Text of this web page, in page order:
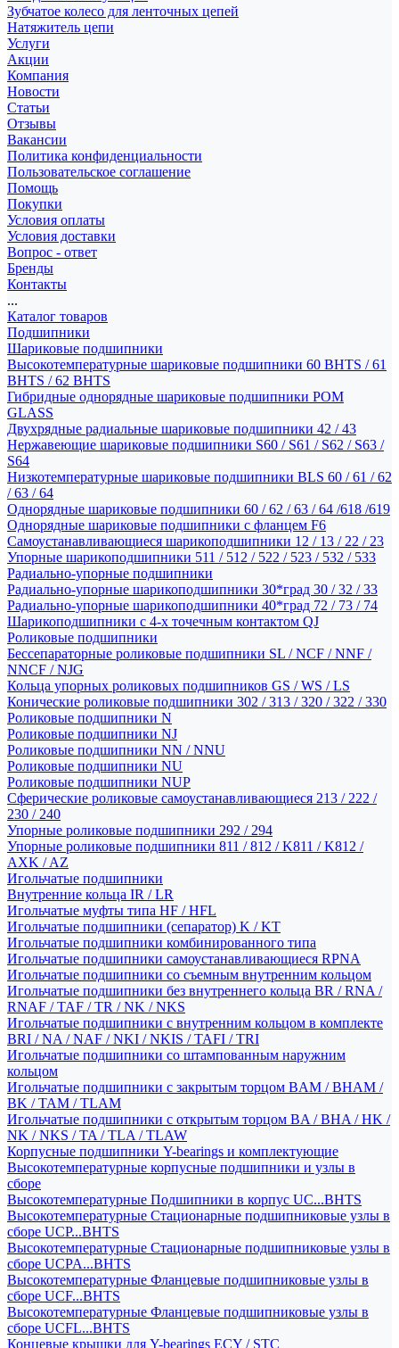
Зубчатое колесо для ленточных цепей
Натяжитель цепи
Услуги
Акции
Компания
Новости
Статьи
Отзывы
Вакансии
Политика конфиденциальности
Пользовательское соглашение
Помощь
Покупки
Условия оплаты
Условия доставки
Вопрос - ответ
Бренды
Контакты
...
Каталог товаров
Подшипники
Шариковые подшипники
Высокотемпературные шариковые подшипники 60 BHTS / 61
BHTS / 62 BHTS
Гибридные однорядные шариковые подшипники POM
GLASS
Двухрядные радиальные шариковые подшипники 42 / 43
Нержавеющие шариковые подшипники S60 / S61 / S62 / S63 /
S64
Низкотемпературные шариковые подшипники BLS 60 / 61 / 62
/ 63 / 64
Однорядные шариковые подшипники 60 / 62 / 63 / 64 /618 /619
Однорядные шариковые подшипники с фланцем F6
Самоустанавливающиеся шарикоподшипники 12 / 13 / 22 / 23
Упорные шарикоподшипники 511 / 512 / 522 / 523 / 532 / 533
Радиально-упорные подшипники
Радиально-упорные шарикоподшипники 30*град 30 / 32 / 33
Радиально-упорные шарикоподшипники 40*град 72 / 73 / 74
Шарикоподшипники с 4-х точечным контактом QJ
Роликовые подшипники
Бессепараторные роликовые подшипники SL / NCF / NNF /
NNCF / NJG
Кольца упорных роликовых подшипников GS / WS / LS
Конические роликовые подшипники 302 / 313 / 320 / 322 / 330
Роликовые подшипники N
Роликовые подшипники NJ
Роликовые подшипники NN / NNU
Роликовые подшипники NU
Роликовые подшипники NUP
Сферические роликовые самоустанавливающиеся 213 / 222 /
230 / 240
Упорные роликовые подшипники 292 / 294
Упорные роликовые подшипники 811 / 812 / K811 / K812 /
AXK / AZ
Игольчатые подшипники
Внутренние кольца IR / LR
Игольчатые муфты типа HF / HFL
Игольчатые подшипники (сепаратор) K / KT
Игольчатые подшипники комбинированного типа
Игольчатые подшипники самоустанавливающиеся RPNA
Игольчатые подшипники со съемным внутренним кольцом
Игольчатые подшипники без внутреннего кольца BR / RNA /
RNAF / TAF / TR / NK / NKS
Игольчатые подшипники с внутренним кольцом в комплекте
BRI / NA / NAF / NKI / NKIS / TAFI / TRI
Игольчатые подшипники со штампованным наружним
кольцом
Игольчатые подшипники с закрытым торцом BAM / BHAM /
BK / TAM / TLAM
Игольчатые подшипники с открытым торцом BA / BHA / HK /
NK / NKS / TA / TLA / TLAW
Корпусные подшипники Y-bearings и комплектующие
Высокотемпературные корпусные подшипники и узлы в
сборе
Высокотемпературные Подшипники в корпус UC...BHTS
Высокотемпературные Стационарные подшипниковые узлы в
сборе UCP...BHTS
Высокотемпературные Стационарные подшипниковые узлы в
сборе UCPA...BHTS
Высокотемпературные Фланцевые подшипниковые узлы в
сборе UCF...BHTS
Высокотемпературные Фланцевые подшипниковые узлы в
сборе UCFL...BHTS
Концевые крышки для Y-bearings ECY / STC